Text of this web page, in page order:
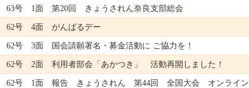
63号 1面 第20回 きょうされん奈良支部総会
62号 4面 がんばるデー
62号 3面 国会請願署名・募金活動に ご協力を！
62号 2面 利用者部会「あかつき」 活動再開しました！
62号 1面 報告 きょうされん 第44回 全国大会 オンライン